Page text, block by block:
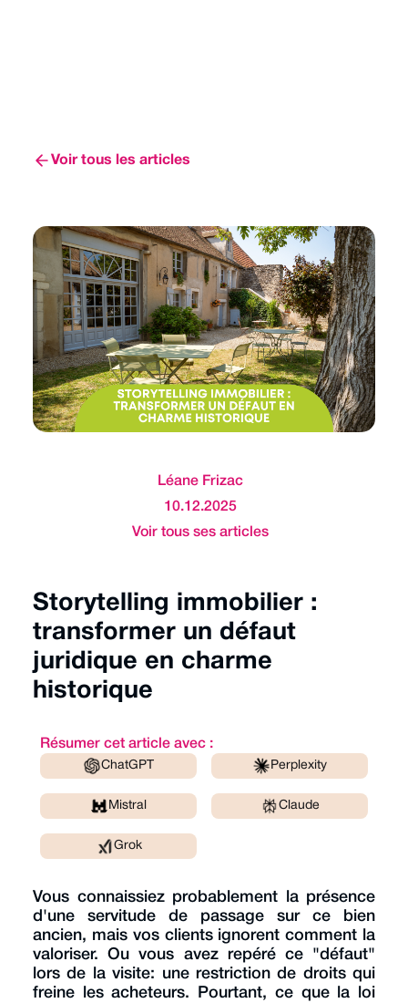
Voir tous les articles
Léane Frizac
10.12.2025
Voir tous ses articles
Storytelling immobilier :
transformer un défaut
juridique en charme
historique
Résumer cet article avec :
ChatGPT Perplexity
Mistral Claude
Grok
Vous connaissiez probablement la présence
d'une servitude de passage sur ce bien
ancien, mais vos clients ignorent comment la
valoriser. Ou vous avez repéré ce "défaut"
lors de la visite: une restriction de droits qui
freine les acheteurs. Pourtant, ce que la loi